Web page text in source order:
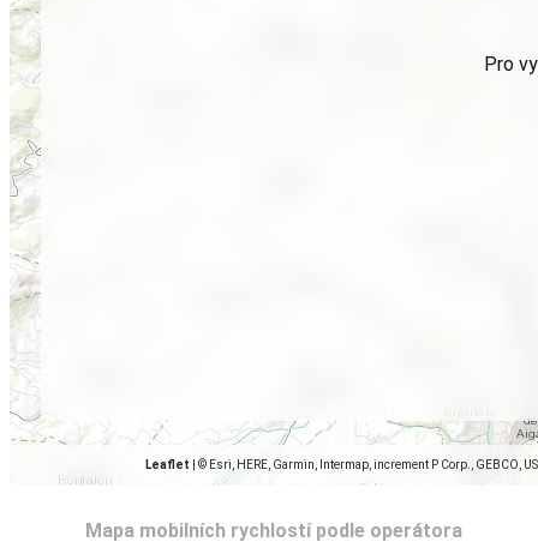
Leaflet © Esri, HERE, Garmin, Intermap, increment P Corp., GEBCO,
Pro
Mapa mobilních rychlostí podle operátora